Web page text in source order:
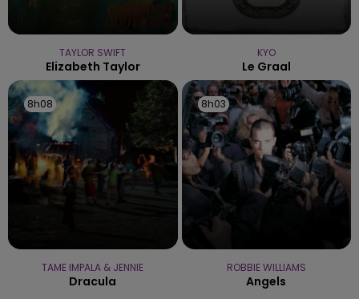
TAYLOR SWIFT
Elizabeth Taylor
KYO
Le Graal
8h08
8h08
TAME IMPALA & JENNIE
Dracula
8h03
8h03
ROBBIE WILLIAMS
Angels